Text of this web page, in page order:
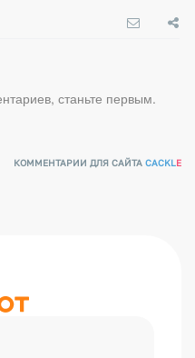
станьте первым.
КОММЕНТАРИИ ДЛЯ САЙТАCACKLE